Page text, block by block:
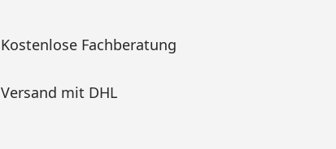
Kostenlose Fachberatung
Versand mit DHL